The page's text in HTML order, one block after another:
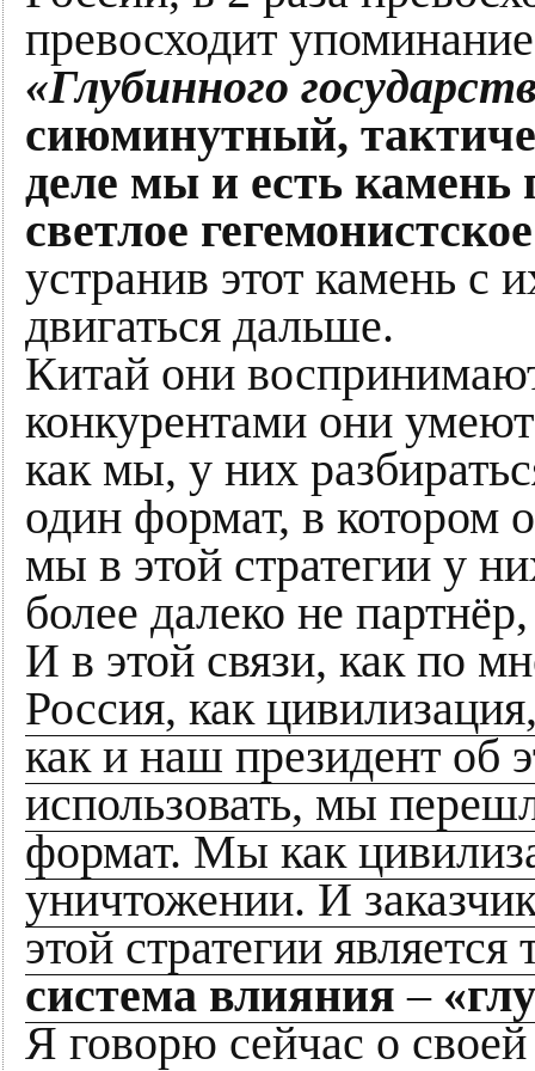
превосходит
«Глубинного
сиюминутный,
деле мы и есть камень
светлое
устранив этот камень с
двигаться дальше.
Китай они
конкурентами они
как мы, у них
один формат, в котором
мы в этой стратегии у
более далеко не
И в этой связи, как по
Россия, как
как и наш президент об
использовать, мы
формат. Мы как
уничтожении. И
этой стратегии является
система влияния –
Я говорю сейчас о